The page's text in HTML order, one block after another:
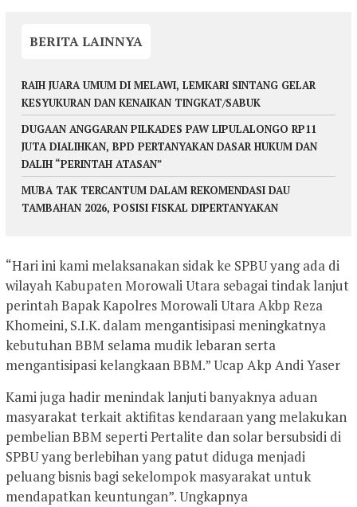
BERITA LAINNYA
RAIH JUARA UMUM DI MELAWI, LEMKARI SINTANG GELAR
KESYUKURAN DAN KENAIKAN TINGKAT/SABUK
DUGAAN ANGGARAN PILKADES PAW LIPULALONGO RP11
JUTA DIALIHKAN, BPD PERTANYAKAN DASAR HUKUM DAN
DALIH “PERINTAH ATASAN”
MUBA TAK TERCANTUM DALAM REKOMENDASI DAU
TAMBAHAN 2026, POSISI FISKAL DIPERTANYAKAN
“Hari ini kami melaksanakan sidak ke SPBU yang ada di
wilayah Kabupaten Morowali Utara sebagai tindak lanjut
perintah Bapak Kapolres Morowali Utara Akbp Reza
Khomeini, S.I.K. dalam mengantisipasi meningkatnya
kebutuhan BBM selama mudik lebaran serta
mengantisipasi kelangkaan BBM.” Ucap Akp Andi Yaser
Kami juga hadir menindak lanjuti banyaknya aduan
masyarakat terkait aktifitas kendaraan yang melakukan
pembelian BBM seperti Pertalite dan solar bersubsidi di
SPBU yang berlebihan yang patut diduga menjadi
peluang bisnis bagi sekelompok masyarakat untuk
mendapatkan keuntungan”. Ungkapnya